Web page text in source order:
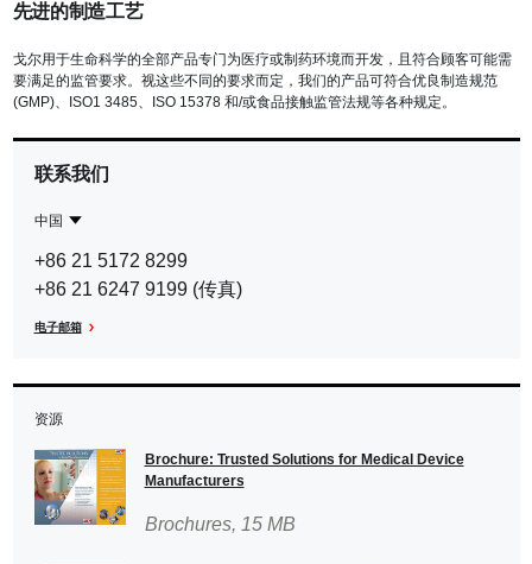
先进的制造工艺
戈尔用于生命科学的全部产品专门为医疗或制药环境而开发，且符合顾客可能需
要满足的监管要求。视这些不同的要求而定，我们的产品可符合优良制造规范
(GMP)、ISO1 3485、ISO 15378 和/或食品接触监管法规等各种规定。
联系我们
中国
中
国
+86 21 5172 8299
+86 21 6247 9199 (传真)
电子邮箱
资源
Brochure: Trusted Solutions for Medical Device
Manufacturers
Brochures, 15 MB